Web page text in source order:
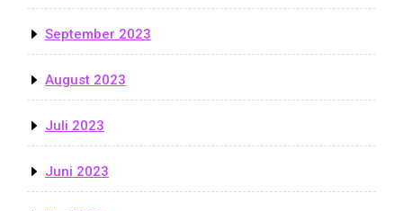
September 2023
August 2023
Juli 2023
Juni 2023